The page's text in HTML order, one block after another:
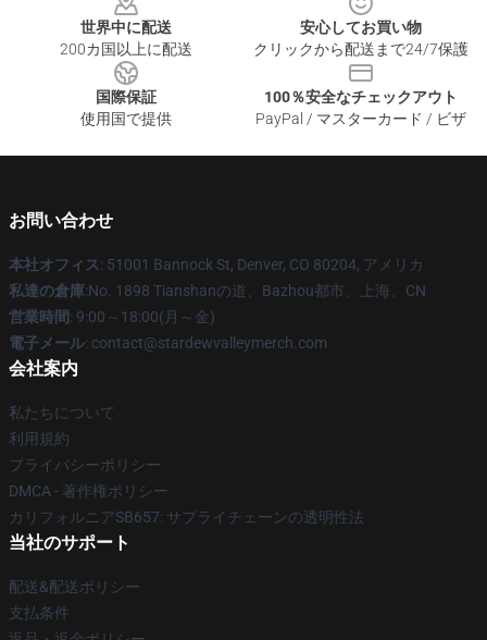
世界中に配送
200カ国以上に配送
安心してお買い物
クリックから配送まで24/7保護
国際保証
使用国で提供
100％安全なチェックアウト
PayPal / マスターカード / ビザ
お問い合わせ
本社オフィス: 51001 Bannock St, Denver, CO 80204, アメリカ
私達の倉庫:No. 1898 Tianshanの道、Bazhou都市、上海、CN
営業時間: 9:00～18:00(月～金)
電子メール: contact@stardewvalleymerch.com
会社案内
私たちについて
利用規約
プライバシーポリシー
DMCA - 著作権ポリシー
カリフォルニアSB657: サプライチェーンの透明性法
当社のサポート
配送&配送ポリシー
支払条件